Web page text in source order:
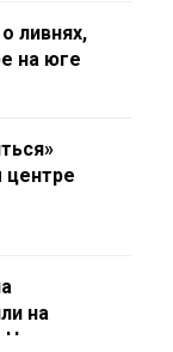
ливнях,
на юге
центре
на